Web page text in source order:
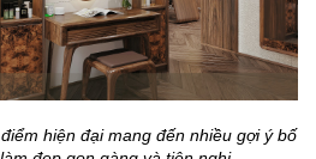
hiện đại mang đến nhiều gợi ý bố